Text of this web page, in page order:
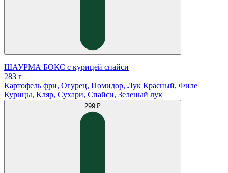
ШАУРМА БОКС с курицей спайси
283 г
Картофель фри, Огурец, Помидор, Лук Красный, Филе
Курицы, Кляр, Сухари, Спайси, Зеленый лук
299 ₽